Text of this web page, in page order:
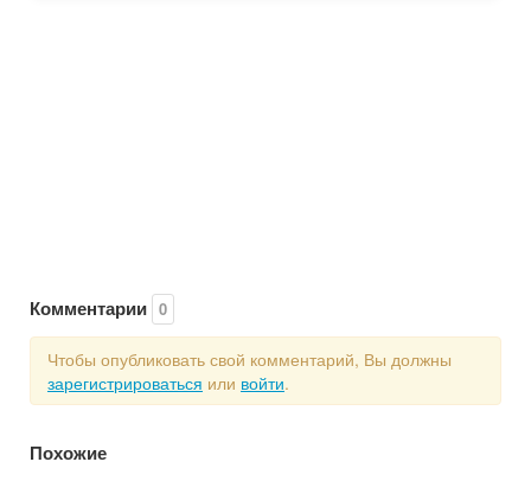
Комментарии 0
Чтобы опубликовать свой комментарий, Вы должны
зарегистрироваться или войти.
Похожие